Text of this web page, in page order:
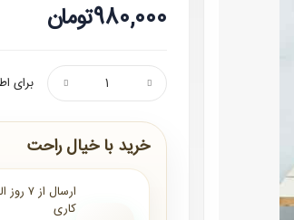
980,000تومان
برای
خرید با خیال راحت
کاری